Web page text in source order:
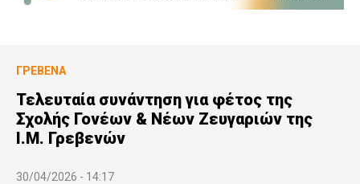
ΓΡΕΒΕΝΆ
Τελευταία συνάντηση για φέτος της
Σχολής Γονέων & Νέων Ζευγαριών της
Ι.Μ. Γρεβενών
30/04/2026 - 14:17